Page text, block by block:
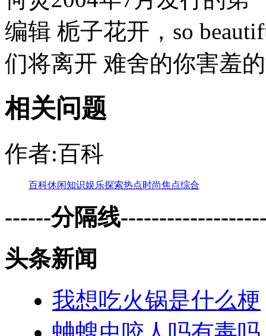
编辑 栀子花开，so
们将离开 难舍的你害羞
相关问题
作者:百科
百科休闲知识娱乐探索热点时尚焦点综合
------分隔线
头条新闻
我想吃火锅是什么梗